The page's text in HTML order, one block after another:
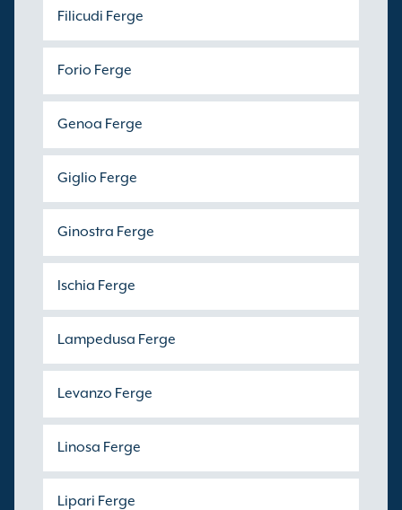
Filicudi Ferge
Forio Ferge
Genoa Ferge
Giglio Ferge
Ginostra Ferge
Ischia Ferge
Lampedusa Ferge
Levanzo Ferge
Linosa Ferge
Lipari Ferge